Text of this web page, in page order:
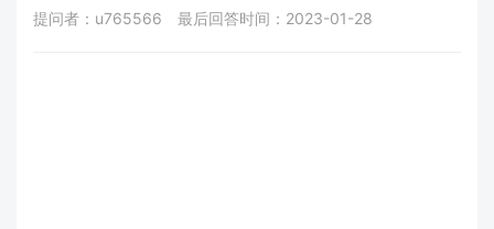
提问者：u765566 最后回答时间：2023-01-28